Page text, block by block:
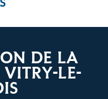
DE LA
LE-